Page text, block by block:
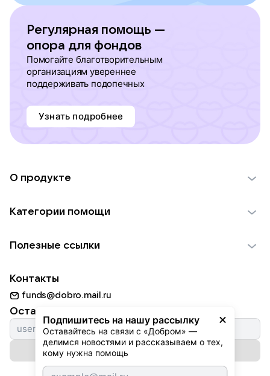
Регулярная помощь —
опора для фондов
Помогайте благотворительным
организациям увереннее
поддерживать подопечных
Узнать подробнее
Подпишитесь на нашу рассылку
Оставайтесь на связи с «Добром» —
делимся новостями и рассказываем о тех,
кому нужна помощь
О продукте
Использование материалов
Для НКО
Партнерам
Категории помощи
Пожилым
Животным
Природе
Культуре
Фондам
Полезные ссылки
Добрый день
Истории
Автоплатежи
Контакты
funds@dobro.mail.ru
Оставайтесь с нами
Подписаться на рассылку